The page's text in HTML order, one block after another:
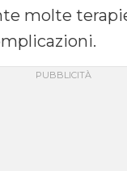
molte